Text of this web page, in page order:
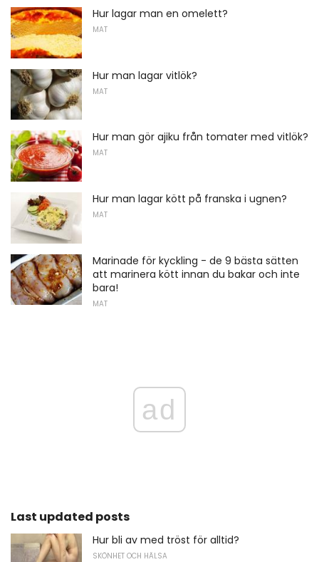
Hur lagar man en omelett?
MAT
Hur man lagar vitlök?
MAT
Hur man gör ajiku från tomater med vitlök?
MAT
Hur man lagar kött på franska i ugnen?
MAT
Marinade för kyckling - de 9 bästa sätten
att marinera kött innan du bakar och inte
bara!
MAT
ad
Last updated posts
Hur bli av med tröst för alltid?
SKÖNHET OCH HÄLSA